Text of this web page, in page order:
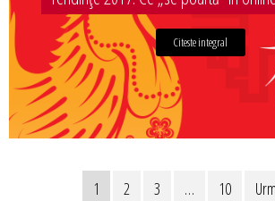
Citeste integral
1 2 3 … 10